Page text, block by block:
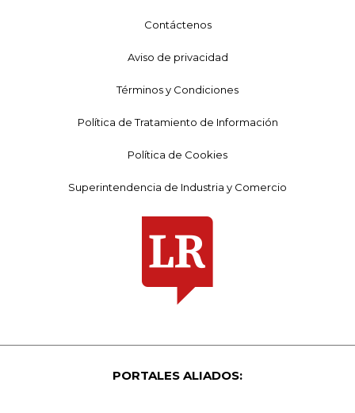
Contáctenos
Aviso de privacidad
Términos y Condiciones
Política de Tratamiento de Información
Política de Cookies
Superintendencia de Industria y Comercio
PORTALES ALIADOS: